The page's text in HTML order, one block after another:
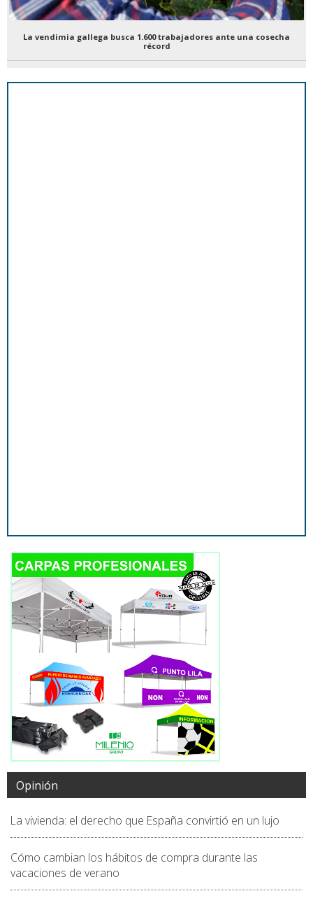
La vendimia gallega busca 1.600 trabajadores ante una cosecha
récord
Opinión
La vivienda: el derecho que España convirtió en un lujo
Cómo cambian los hábitos de compra durante las
vacaciones de verano